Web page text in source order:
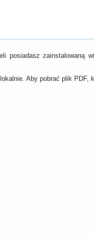
posiadasz zainstalowaną
Aby pobrać plik PDF,